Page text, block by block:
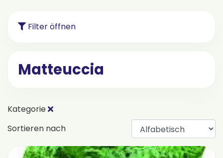
Filter öffnen
Matteuccia
Kategorie
Sortieren nach